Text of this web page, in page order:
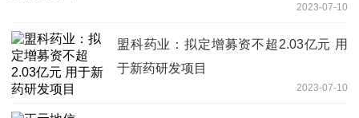
2023-07-10
盟科药业：拟定增募资不超2.03亿元 用
于新药研发项目
2023-07-10